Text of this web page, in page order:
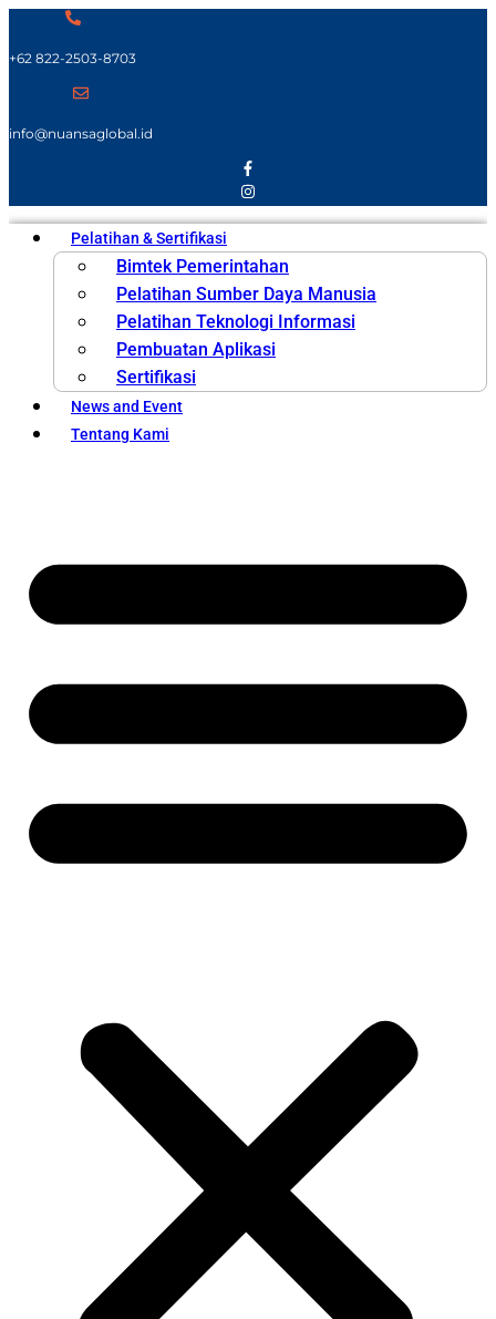
+62 822-2503-8703
info@nuansaglobal.id
Pelatihan & Sertifikasi
Bimtek Pemerintahan
Pelatihan Sumber Daya Manusia
Pelatihan Teknologi Informasi
Pembuatan Aplikasi
Sertifikasi
News and Event
Tentang Kami